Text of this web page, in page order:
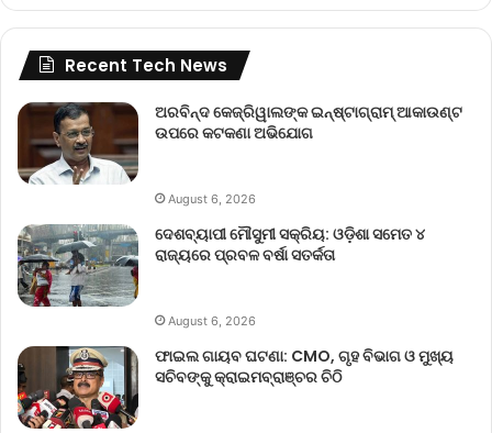
Recent Tech News
ଅରବିନ୍ଦ କେଜ୍ରିୱାଲଙ୍କ ଇନ୍‌ଷ୍ଟାଗ୍ରାମ୍ ଆକାଉଣ୍ଟ
ଉପରେ କଟକଣା ଅଭିଯୋଗ
August 6, 2026
ଦେଶବ୍ୟାପୀ ମୌସୁମୀ ସକ୍ରିୟ: ଓଡ଼ିଶା ସମେତ ୪
ରାଜ୍ୟରେ ପ୍ରବଳ ବର୍ଷା ସତର୍କତା
August 6, 2026
ଫାଇଲ ଗାୟବ ଘଟଣା: CMO, ଗୃହ ବିଭାଗ ଓ ମୁଖ୍ୟ
ସଚିବଙ୍କୁ କ୍ରାଇମବ୍ରାଞ୍ଚର ଚିଠି